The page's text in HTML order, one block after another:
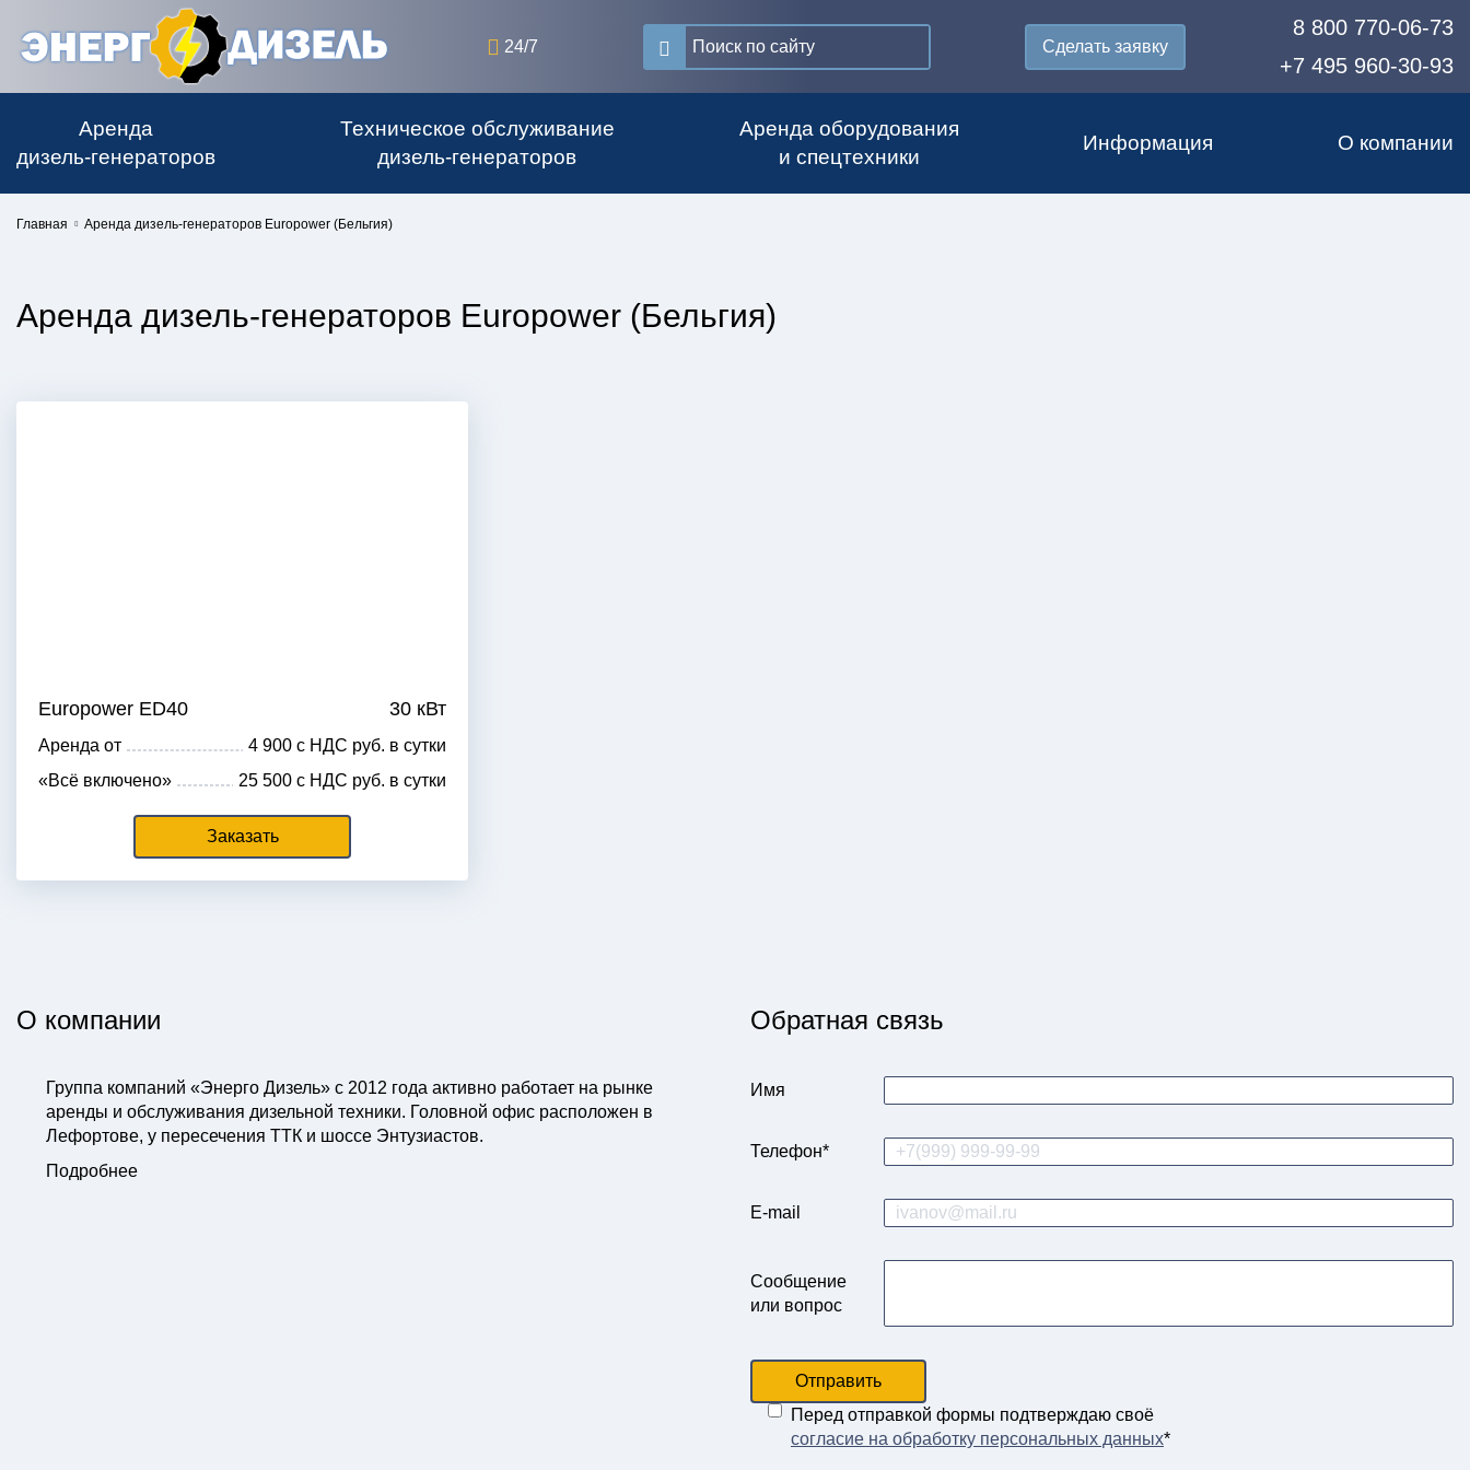
24/7 Сделать заявку
8 800 770-06-73
+7 495 960-30-93
Аренда
дизель-генераторов
Техническое обслуживание
дизель-генераторов
Аренда оборудования
и спецтехники
Информация О компании
Главная Аренда дизель-генераторов Europower (Бельгия)
Аренда дизель-генераторов Europower (Бельгия)
Europower ED40 30 кВт
Аренда от
4 900 с НДС руб. в сутки
«Всё включено»
25 500 с НДС руб. в сутки
Заказать
О компании
Группа компаний «Энерго Дизель» с 2012 года активно работает на рынке
аренды и обслуживания дизельной техники. Головной офис расположен в
Лефортове, у пересечения ТТК и шоссе Энтузиастов.
Подробнее
Обратная связь
Имя
Телефон*
E-mail
Сообщение
или вопрос
Отправить
Перед отправкой формы подтверждаю своё
согласие на обработку персональных данных*